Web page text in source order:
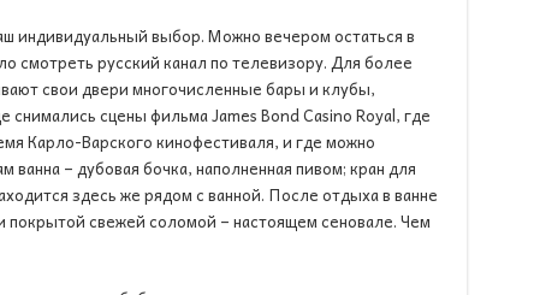
индивидуальный выбор. Можно вечером остаться в
смотреть русский канал по телевизору. Для более
свои двери многочисленные бары и клубы,
снимались сцены фильма James Bond Casino Royal, где
Карло-Варского кинофестиваля, и где можно
ванна – дубовая бочка, наполненная пивом; кран для
здесь же рядом с ванной. После отдыха в ванне
покрытой свежей соломой – настоящем сеновале. Чем